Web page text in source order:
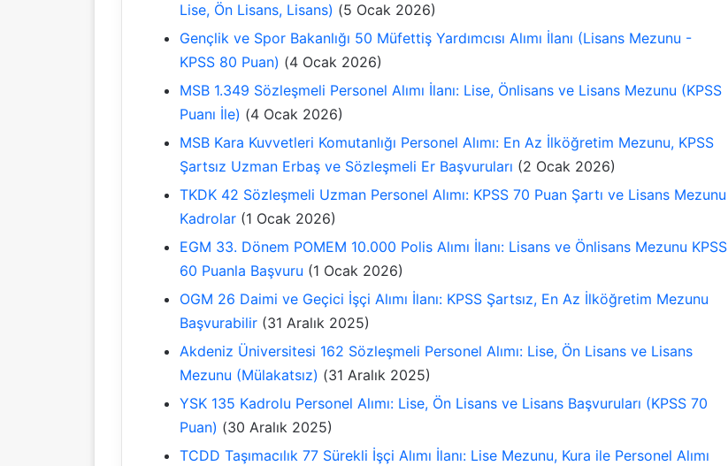
Lise, Ön Lisans, Lisans) (5 Ocak 2026)
Gençlik ve Spor Bakanlığı 50 Müfettiş Yardımcısı Alımı İlanı (Lisans Mezunu -
KPSS 80 Puan) (4 Ocak 2026)
MSB 1.349 Sözleşmeli Personel Alımı İlanı: Lise, Önlisans ve Lisans Mezunu (KPSS
Puanı İle) (4 Ocak 2026)
MSB Kara Kuvvetleri Komutanlığı Personel Alımı: En Az İlköğretim Mezunu, KPSS
Şartsız Uzman Erbaş ve Sözleşmeli Er Başvuruları (2 Ocak 2026)
TKDK 42 Sözleşmeli Uzman Personel Alımı: KPSS 70 Puan Şartı ve Lisans Mezunu
Kadrolar (1 Ocak 2026)
EGM 33. Dönem POMEM 10.000 Polis Alımı İlanı: Lisans ve Önlisans Mezunu KPSS
60 Puanla Başvuru (1 Ocak 2026)
OGM 26 Daimi ve Geçici İşçi Alımı İlanı: KPSS Şartsız, En Az İlköğretim Mezunu
Başvurabilir (31 Aralık 2025)
Akdeniz Üniversitesi 162 Sözleşmeli Personel Alımı: Lise, Ön Lisans ve Lisans
Mezunu (Mülakatsız) (31 Aralık 2025)
YSK 135 Kadrolu Personel Alımı: Lise, Ön Lisans ve Lisans Başvuruları (KPSS 70
Puan) (30 Aralık 2025)
TCDD Taşımacılık 77 Sürekli İşçi Alımı İlanı: Lise Mezunu, Kura ile Personel Alımı